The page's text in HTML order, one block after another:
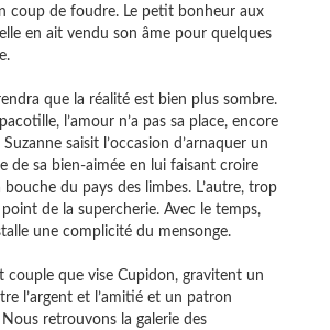
coup de foudre. Le petit bonheur aux
en ait vendu son âme pour quelques
que la réalité est bien plus sombre.
l’amour n’a pas sa place, encore
saisit l’occasion d’arnaquer un
de sa bien-aimée en lui faisant croire
bouche du pays des limbes. L’autre, trop
de la supercherie. Avec le temps,
une complicité du mensonge.
couple que vise Cupidon, gravitent un
l’argent et l’amitié et un patron
retrouvons la galerie des